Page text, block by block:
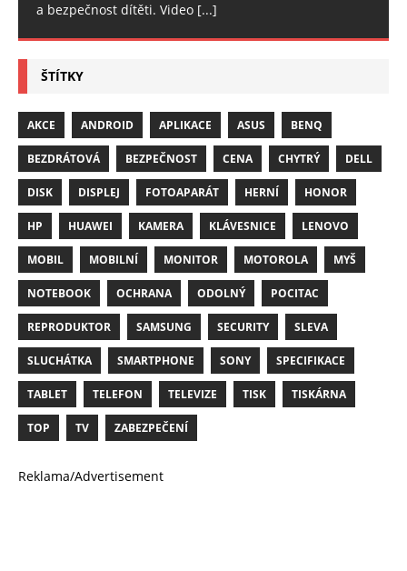
a bezpečnost dítěti. Video [...]
ŠTÍTKY
AKCE ANDROID APLIKACE ASUS BENQ
BEZDRÁTOVÁ BEZPEČNOST CENA CHYTRÝ DELL
DISK DISPLEJ FOTOAPARÁT HERNÍ HONOR
HP HUAWEI KAMERA KLÁVESNICE LENOVO
MOBIL MOBILNÍ MONITOR MOTOROLA MYŠ
NOTEBOOK OCHRANA ODOLNÝ POCITAC
REPRODUKTOR SAMSUNG SECURITY SLEVA
SLUCHÁTKA SMARTPHONE SONY SPECIFIKACE
TABLET TELEFON TELEVIZE TISK TISKÁRNA
TOP TV ZABEZPEČENÍ
Reklama/Advertisement